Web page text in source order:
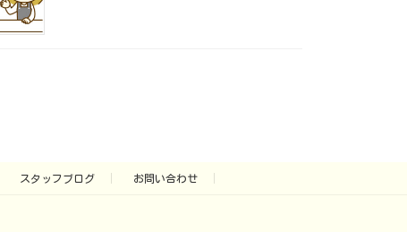
スタッフブログ お問い合わせ